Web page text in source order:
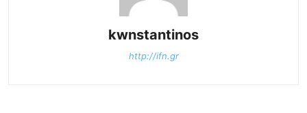
kwnstantinos
http://ifn.gr